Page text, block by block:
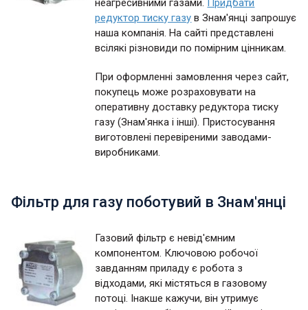
неагресивними газами. Придбати
редуктор тиску газу в Знам'янці запрошує
наша компанія. На сайті представлені
всілякі різновиди по помірним цінникам.
При оформленні замовлення через сайт,
покупець може розраховувати на
оперативну доставку редуктора тиску
газу (Знам'янка і інші). Пристосування
виготовлені перевіреними заводами-
виробниками.
Фільтр для газу поботувий в Знам'янці
Газовий фільтр є невід'ємним
компонентом. Ключовою робочої
завданням приладу є робота з
відходами, які містяться в газовому
потоці. Інакше кажучи, він утримує